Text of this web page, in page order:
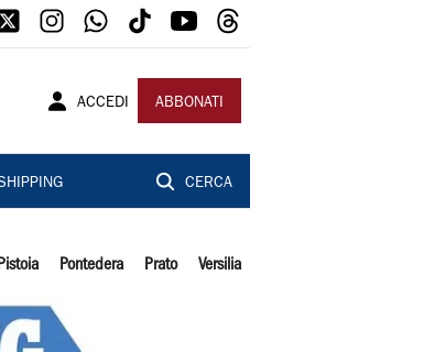
ACCEDI ABBONATI
CERCA
Pistoia Pontedera Prato Versilia